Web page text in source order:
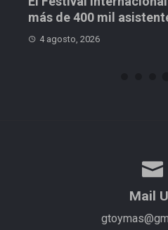
más de 400 mil
4 agosto, 2026
Mail